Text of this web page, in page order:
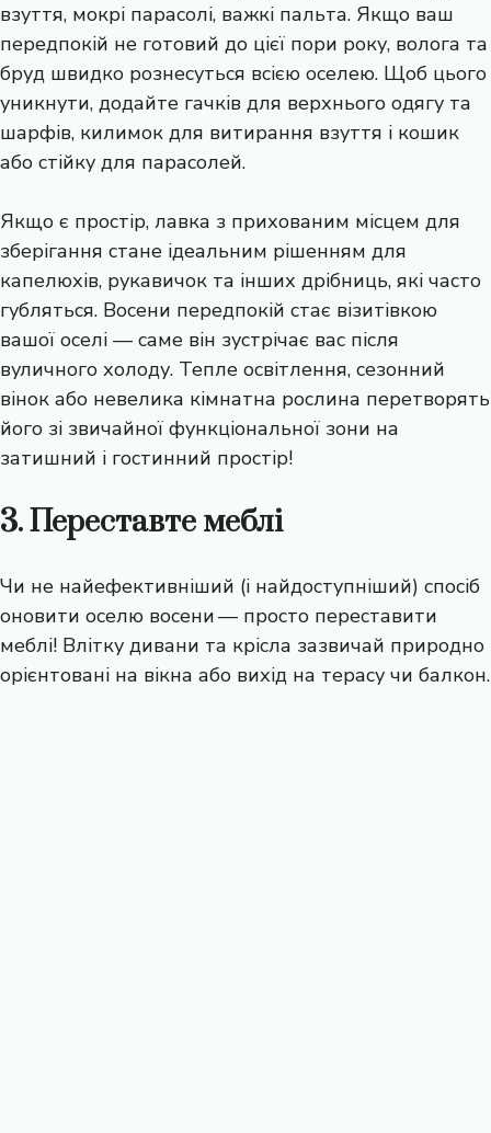
взуття, мокрі парасолі, важкі пальта. Якщо ваш
передпокій не готовий до цієї пори року, волога та
бруд швидко рознесуться всією оселею. Щоб цього
уникнути, додайте гачків для верхнього одягу та
шарфів, килимок для витирання взуття і кошик
або стійку для парасолей.
Якщо є простір, лавка з прихованим місцем для
зберігання стане ідеальним рішенням для
капелюхів, рукавичок та інших дрібниць, які часто
губляться. Восени передпокій стає візитівкою
вашої оселі — саме він зустрічає вас після
вуличного холоду. Тепле освітлення, сезонний
вінок або невелика кімнатна рослина перетворять
його зі звичайної функціональної зони на
затишний і гостинний простір!
3. Переставте меблі
Чи не найефективніший (і найдоступніший) спосіб
оновити оселю восени — просто переставити
меблі! Влітку дивани та крісла зазвичай природно
орієнтовані на вікна або вихід на терасу чи балкон.